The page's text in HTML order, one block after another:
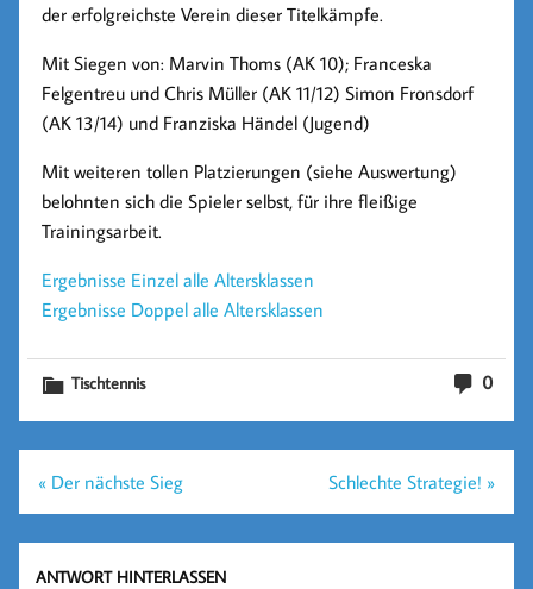
dererfolgreichste Verein dieser Titelkämpfe.
Mit Siegen von: Marvin Thoms (AK 10); Franceska
Felgentreu und Chris Müller (AK 11/12) Simon Fronsdorf
(AK 13/14) und Franziska Händel (Jugend)
Mit weiteren tollen Platzierungen (siehe Auswertung)
belohnten sich die Spieler selbst, für ihre fleißige
Trainingsarbeit.
Ergebnisse Einzel alle Altersklassen
Ergebnisse Doppel alle Altersklassen
0
Tischtennis
Beitragsnavigation
« Der nächste Sieg Schlechte Strategie! »
ANTWORT HINTERLASSEN